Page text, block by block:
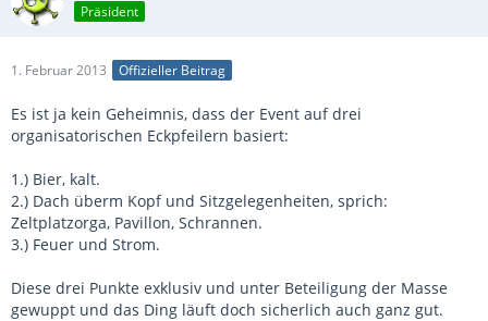
Präsident
1. Februar 2013 Offizieller Beitrag
Es ist ja kein Geheimnis, dass der Event auf drei
organisatorischen Eckpfeilern basiert:
1.) Bier, kalt.
2.) Dach überm Kopf und Sitzgelegenheiten, sprich:
Zeltplatzorga, Pavillon, Schrannen.
3.) Feuer und Strom.
Diese drei Punkte exklusiv und unter Beteiligung der Masse
gewuppt und das Ding läuft doch sicherlich auch ganz gut.